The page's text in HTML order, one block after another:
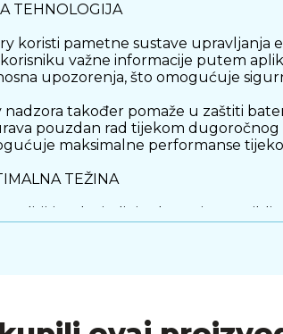
TEHNOLOGIJA
koristi pametne sustave
važne informacije putem
upozorenja, što omogućuje
također pomaže u zaštiti
pouzdan rad tijekom
maksimalne performanse
TEŽINA
litij-ionska jedinica kapaciteta
let i učinkovitu potrošnju